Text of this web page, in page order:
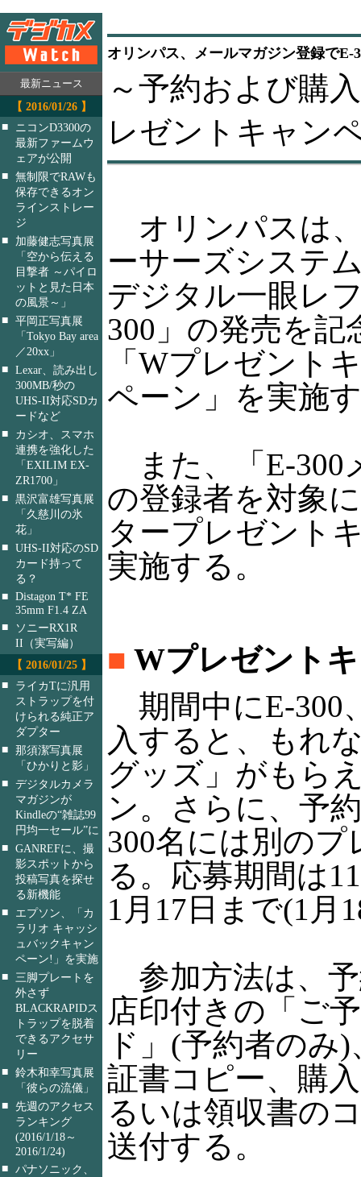
最新ニュース
【 2016/01/26 】
■
ニコンD3300の
最新ファームウ
ェアが公開
■ 無制限でRAWも
保存できるオン
ラインストレー
ジ
■
加藤健志写真展
「空から伝える
目撃者 ～パイロ
ットと見た日本
の風景～」
■ 平岡正写真展
「Tokyo Bay area
／20xx」
■ Lexar、読み出し
300MB/秒の
UHS-II対応SDカ
ードなど
■
カシオ、スマホ
連携を強化した
「EXILIM EX-
ZR1700」
■ 黒沢富雄写真展
「久慈川の氷
花」
■ UHS-II対応のSD
カード持って
る？
■ Distagon T* FE
35mm F1.4 ZA
■
ソニーRX1R
II（実写編）
【 2016/01/25 】
■
ライカTに汎用
ストラップを付
けられる純正ア
ダプター
■ 那須潔写真展
「ひかりと影」
■ デジタルカメラ
マガジンが
Kindleの“雑誌99
円均一セール”に
■ GANREFに、撮
影スポットから
投稿写真を探せ
る新機能
■
エプソン、「カ
ラリオ キャッシ
ュバックキャン
ペーン!」を実施
■ 三脚プレートを
外さず
BLACKRAPIDス
トラップを脱着
できるアクセサ
リー
■ 鈴木和幸写真展
「彼らの流儀」
■ 先週のアクセス
ランキング
(2016/1/18～
2016/1/24)
■ パナソニック、
オリンパス、メールマガジン登録でE-
～予約および購
レゼントキャン
オリンパスは
ーサーズシステ
デジタル一眼レ
300」の発売を記
「Wプレゼント
ペーン」を実施
また、「E-300
の登録者を対象
タープレゼント
実施する。
■ Wプレゼント
期間中にE-300
入すると、もれ
グッズ」がもら
ン。さらに、予
300名には別の
る。応募期間は
1月17日まで(1月
参加方法は、
店印付きの「ご
ド」(予約者のみ
証書コピー、購
るいは領収書の
送付する。